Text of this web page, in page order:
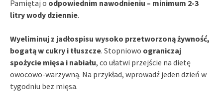
Pamiętaj o odpowiednim nawodnieniu – minimum 2-3
litry wody dziennie.
Wyeliminuj z jadłospisu wysoko przetworzoną żywność,
bogatą w cukry i tłuszcze. Stopniowo ograniczaj
spożycie mięsa i nabiału, co ułatwi przejście na dietę
owocowo-warzywną. Na przykład, wprowadź jeden dzień w
tygodniu bez mięsa.